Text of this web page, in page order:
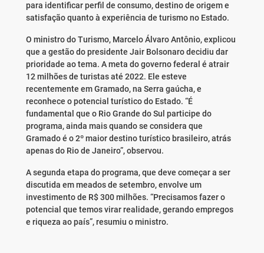
para identificar perfil de consumo, destino de origem e
satisfação quanto à experiência de turismo no Estado.
O ministro do Turismo, Marcelo Álvaro Antônio, explicou
que a gestão do presidente Jair Bolsonaro decidiu dar
prioridade ao tema. A meta do governo federal é atrair
12 milhões de turistas até 2022. Ele esteve
recentemente em Gramado, na Serra gaúcha, e
reconhece o potencial turístico do Estado. “É
fundamental que o Rio Grande do Sul participe do
programa, ainda mais quando se considera que
Gramado é o 2º maior destino turístico brasileiro, atrás
apenas do Rio de Janeiro”, observou.
A segunda etapa do programa, que deve começar a ser
discutida em meados de setembro, envolve um
investimento de R$ 300 milhões. “Precisamos fazer o
potencial que temos virar realidade, gerando empregos
e riqueza ao país”, resumiu o ministro.